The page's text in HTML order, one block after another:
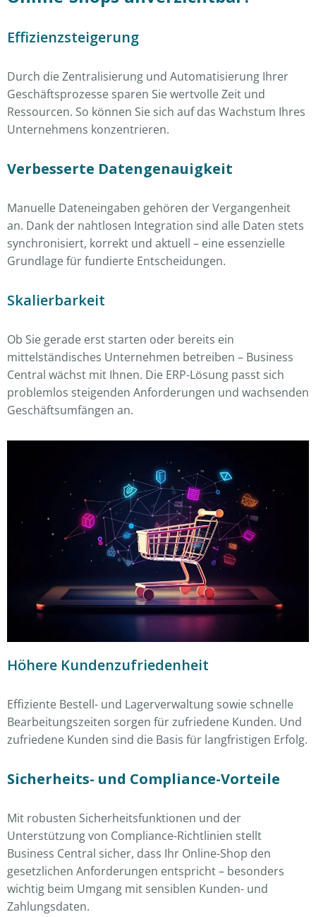
Effizienzsteigerung
Durch die Zentralisierung und Automatisierung Ihrer
Geschäftsprozesse sparen Sie wertvolle Zeit und
Ressourcen. So können Sie sich auf das Wachstum Ihres
Unternehmens konzentrieren.
Verbesserte Datengenauigkeit
Manuelle Dateneingaben gehören der Vergangenheit
an. Dank der nahtlosen Integration sind alle Daten stets
synchronisiert, korrekt und aktuell – eine essenzielle
Grundlage für fundierte Entscheidungen.
Skalierbarkeit
Ob Sie gerade erst starten oder bereits ein
mittelständisches Unternehmen betreiben – Business
Central wächst mit Ihnen. Die ERP-Lösung passt sich
problemlos steigenden Anforderungen und wachsenden
Geschäftsumfängen an.
Höhere Kundenzufriedenheit
Effiziente Bestell- und Lagerverwaltung sowie schnelle
Bearbeitungszeiten sorgen für zufriedene Kunden. Und
zufriedene Kunden sind die Basis für langfristigen Erfolg.
Sicherheits- und Compliance-Vorteile
Mit robusten Sicherheitsfunktionen und der
Unterstützung von Compliance-Richtlinien stellt
Business Central sicher, dass Ihr Online-Shop den
gesetzlichen Anforderungen entspricht – besonders
wichtig beim Umgang mit sensiblen Kunden- und
Zahlungsdaten.